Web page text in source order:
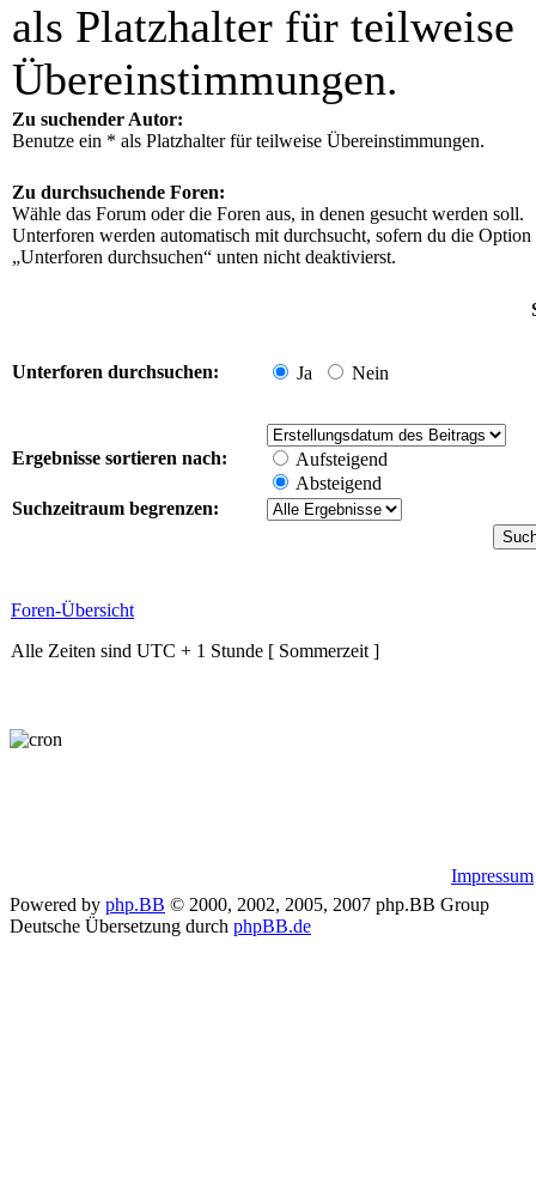
als Platzhalter für teilweise
Übereinstimmungen.
Zu suchender Autor:
Benutze ein * als Platzhalter für teilweise Übereinstimmungen.
Zu durchsuchende Foren:
Wähle das Forum oder die Foren aus, in denen gesucht werden soll.
Unterforen werden automatisch mit durchsucht, sofern du die Option
„Unterforen durchsuchen“ unten nicht deaktivierst.
Unterforen durchsuchen: Ja Nein
Ergebnisse sortieren nach:
Aufsteigend
Absteigend
Suchzeitraum begrenzen:
Foren-Übersicht
Alle Zeiten sind UTC + 1 Stunde [ Sommerzeit ]
Impressum
Powered by php.BB © 2000, 2002, 2005, 2007 php.BB Group
Deutsche Übersetzung durch phpBB.de